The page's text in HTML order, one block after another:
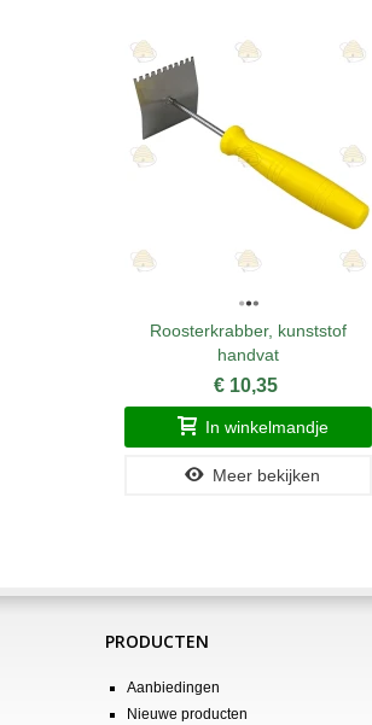
Roosterkrabber, kunststof
handvat
€ 10,35
In winkelmandje
Meer bekijken
PRODUCTEN
Aanbiedingen
Nieuwe producten